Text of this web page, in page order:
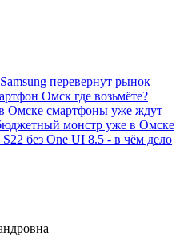
перевернут рынок
Омск где возьмёте?
Омске смартфоны уже ждут
монстр уже в Омске
без One UI 8.5 - в чём дело